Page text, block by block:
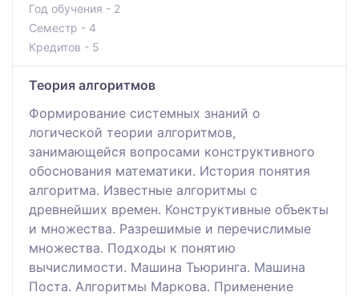
Год обучения - 2
Семестр - 4
Кредитов - 5
Теория алгоритмов
Формирование системных знаний о
логической теории алгоритмов,
занимающейся вопросами конструктивного
обоснования математики. История понятия
алгоритма. Известные алгоритмы с
древнейших времен. Конструктивные объекты
и множества. Разрешимые и перечислимые
множества. Подходы к понятию
вычислимости. Машина Тьюринга. Машина
Поста. Алгоритмы Маркова. Применение